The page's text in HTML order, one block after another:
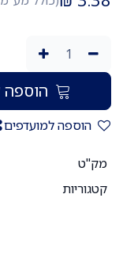
הוספה
הוספה למועדפים
מק"ט
קטגוריות